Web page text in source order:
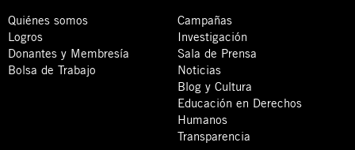
Quiénes somos
Logros
Donantes y Membresía
Bolsa de Trabajo
Campañas
Investigación
Sala de Prensa
Noticias
Blog y Cultura
Educación en Derechos
Humanos
Transparencia